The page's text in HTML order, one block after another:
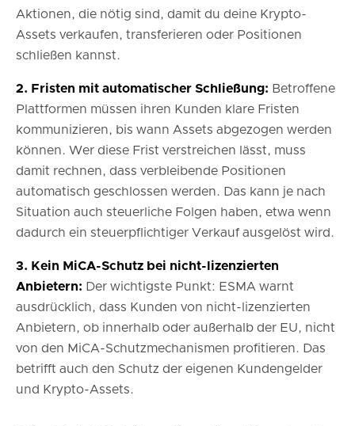
Aktionen, die nötig sind, damit du deine Krypto-
Assets verkaufen, transferieren oder Positionen
schließen kannst.
2. Fristen mit automatischer Schließung: Betroffene
Plattformen müssen ihren Kunden klare Fristen
kommunizieren, bis wann Assets abgezogen werden
können. Wer diese Frist verstreichen lässt, muss
damit rechnen, dass verbleibende Positionen
automatisch geschlossen werden. Das kann je nach
Situation auch steuerliche Folgen haben, etwa wenn
dadurch ein steuerpflichtiger Verkauf ausgelöst wird.
3. Kein MiCA-Schutz bei nicht-lizenzierten
Anbietern: Der wichtigste Punkt: ESMA warnt
ausdrücklich, dass Kunden von nicht-lizenzierten
Anbietern, ob innerhalb oder außerhalb der EU, nicht
von den MiCA-Schutzmechanismen profitieren. Das
betrifft auch den Schutz der eigenen Kundengelder
und Krypto-Assets.